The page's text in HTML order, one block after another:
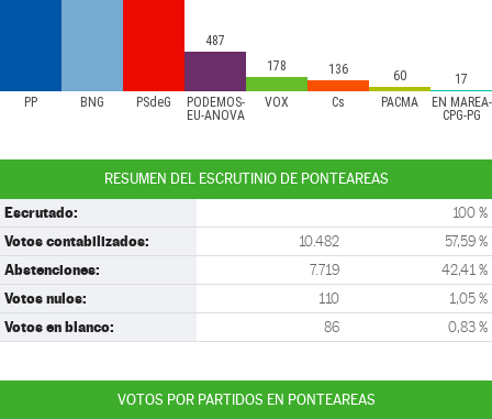
PP BNG PSdeG
PODEMOS-
EU-ANOVA
VOX Cs PACMA
EN MAREA-
CPG-PG
487
178
136 60 17
RESUMEN DEL ESCRUTINIO DE PONTEAREAS
Escrutado: 100 %
Votos contabilizados: 10.482 57,59 %
Abstenciones: 7.719 42,41 %
Votos nulos: 110 1,05 %
Votos en blanco: 86 0,83 %
VOTOS POR PARTIDOS EN PONTEAREAS